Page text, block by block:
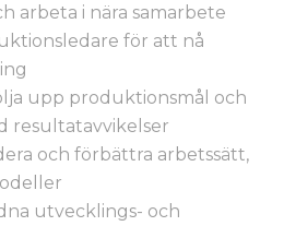
arbeta i nära samarbete
för att nå
upp produktionsmål och
resultatavvikelser
och förbättra arbetssätt,
utvecklings- och